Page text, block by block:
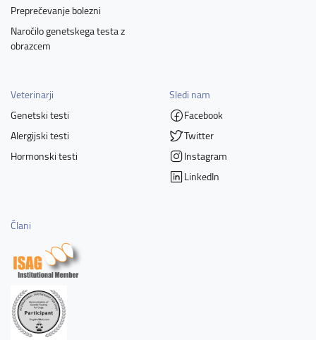
Preprečevanje bolezni
Naročilo genetskega testa z
obrazcem
Veterinarji
Genetski testi
Alergijski testi
Hormonski testi
Sledi nam
Facebook
Twitter
Instagram
LinkedIn
Člani